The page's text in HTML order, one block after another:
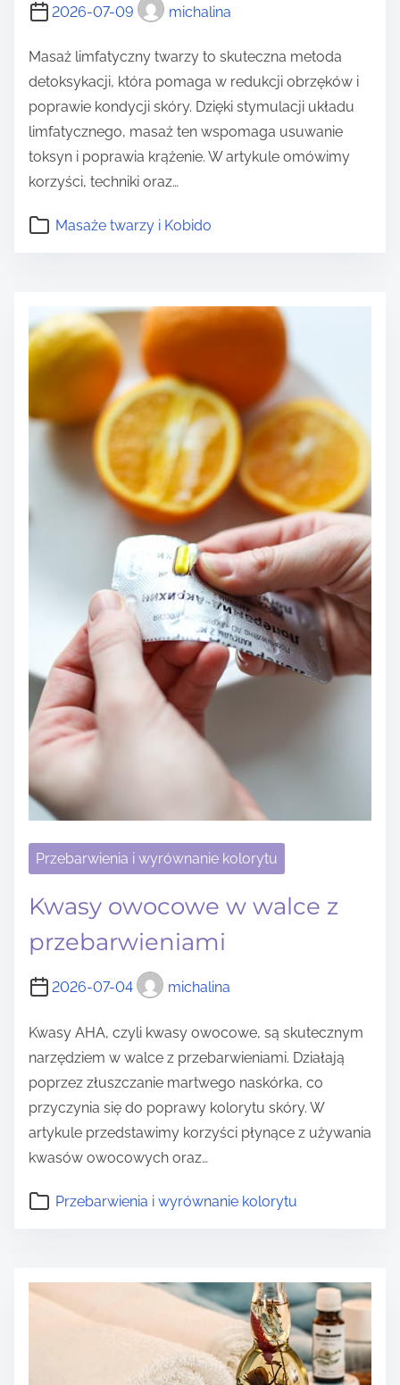
2026-07-09 michalina
Masaż limfatyczny twarzy to skuteczna metoda
detoksykacji, która pomaga w redukcji obrzęków i
poprawie kondycji skóry. Dzięki stymulacji układu
limfatycznego, masaż ten wspomaga usuwanie
toksyn i poprawia krążenie. W artykule omówimy
korzyści, techniki oraz…
Masaże twarzy i Kobido
Przebarwienia i wyrównanie kolorytu
Kwasy owocowe w walce z
przebarwieniami
2026-07-04 michalina
Kwasy AHA, czyli kwasy owocowe, są skutecznym
narzędziem w walce z przebarwieniami. Działają
poprzez złuszczanie martwego naskórka, co
przyczynia się do poprawy kolorytu skóry. W
artykule przedstawimy korzyści płynące z używania
kwasów owocowych oraz…
Przebarwienia i wyrównanie kolorytu